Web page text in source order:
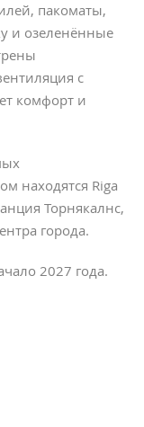
пакоматы,
и озеленённые
с
комфорт и
находятся Riga
Торнякалнс,
города.
2027 года.